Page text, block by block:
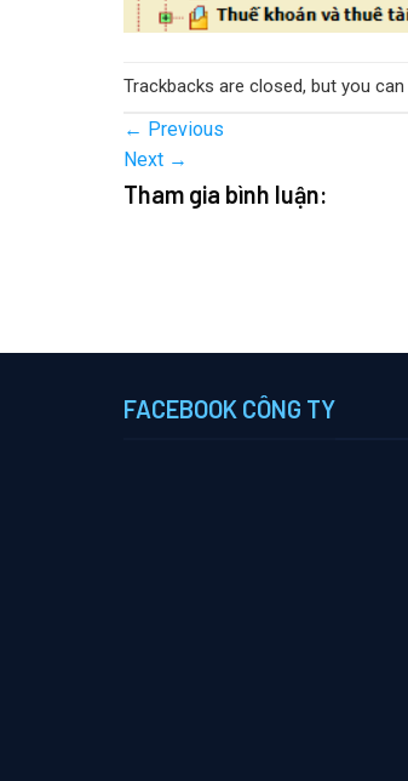
Trackbacks are closed, but you can
← Previous
Next →
Tham gia bình luận:
FACEBOOK CÔNG TY